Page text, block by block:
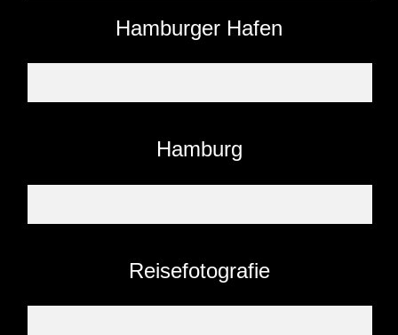
Hamburger Hafen
Hamburg
Reisefotografie